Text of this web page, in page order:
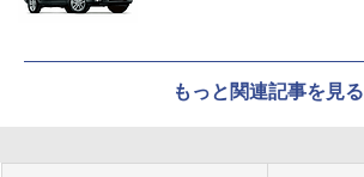
もっと関連記事を見る